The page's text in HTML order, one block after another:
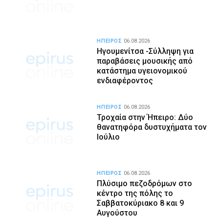
Ηγουμενίτσα -Σύλληψη για
παραβάσεις μουσικής από
κατάστημα υγειονομικού
ενδιαφέροντος
ΗΠΕΙΡΟΣ 06.08.2026
Τροχαία στην Ήπειρο: Δύο
θανατηφόρα δυστυχήματα τον
Ιούλιο
ΗΠΕΙΡΟΣ 06.08.2026
Πλύσιμο πεζοδρόμων στο
κέντρο της πόλης το
Σαββατοκύριακο 8 και 9
Αυγούστου
ΗΠΕΙΡΟΣ 06.08.2026